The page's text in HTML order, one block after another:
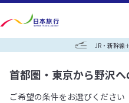
JR・新幹線
首都圏・東京から野沢
ご希望の条件をお選びください